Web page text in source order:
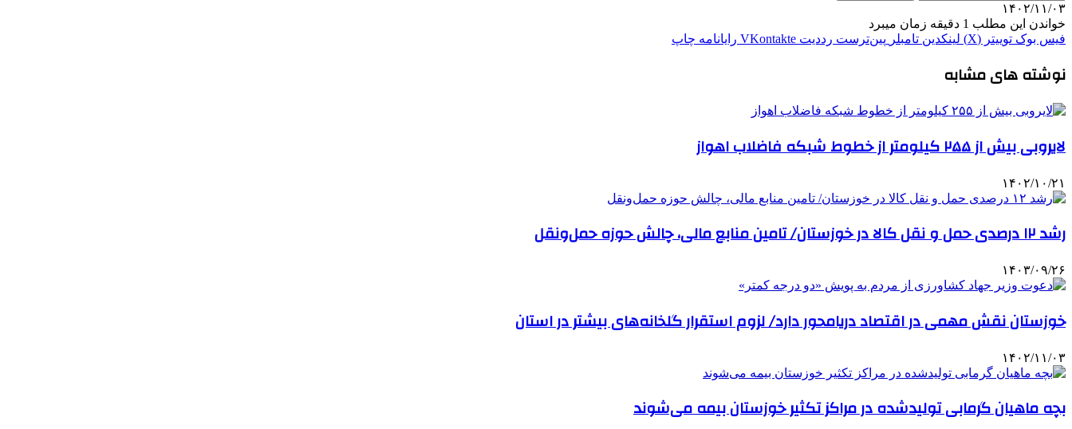
۱۴۰۲/۱۱/۰۳
خواندن این مطلب 1 دقیقه زمان میبرد
فیس بوک توییتر (X) لینکدین ‫تامبلر ‫پین‌ترست ‫رددیت ‫VKontakte رایانامه چاپ
نوشته های مشابه
لایروبی بیش از ۲۵۵ کیلومتر از خطوط شبکه فاضلاب اهواز
۱۴۰۲/۱۰/۲۱
رشد ۱۲ درصدی حمل و نقل کالا در خوزستان/ تامین منابع مالی، چالش‌ حوزه حمل‌ونقل
۱۴۰۳/۰۹/۲۶
خوزستان نقش مهمی در اقتصاد دریامحور دارد/ لزوم استقرار گلخانه‌های بیشتر در استان
۱۴۰۲/۱۱/۰۳
بچه ماهیان گرمابی تولیدشده در مراکز تکثیر خوزستان بیمه می‌شوند